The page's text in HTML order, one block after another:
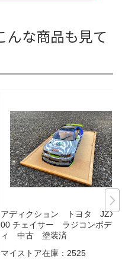
んな商品も見て
アディクション トヨタ JZX1
00 チェイサー ラジコンボデ
ィ 中古 塗装済
マイストア在庫： 2525